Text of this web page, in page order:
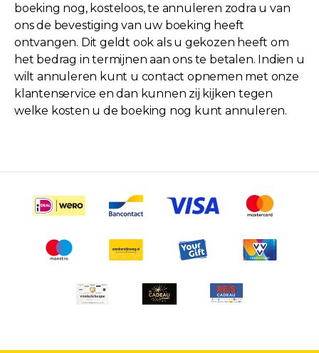
boeking nog, kosteloos, te annuleren zodra u van
ons de bevestiging van uw boeking heeft
ontvangen. Dit geldt ook als u gekozen heeft om
het bedrag in termijnen aan ons te betalen. Indien u
wilt annuleren kunt u contact opnemen met onze
klantenservice en dan kunnen zij kijken tegen
welke kosten u de boeking nog kunt annuleren.